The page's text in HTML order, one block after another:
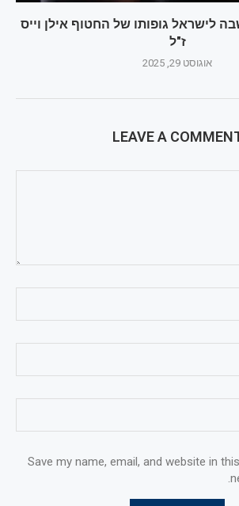
לישראל גופותו של החטוף אילן וייס
ז"ל
אוגוסט 29, 2025
LEAVE A
Save my name, email, and website in